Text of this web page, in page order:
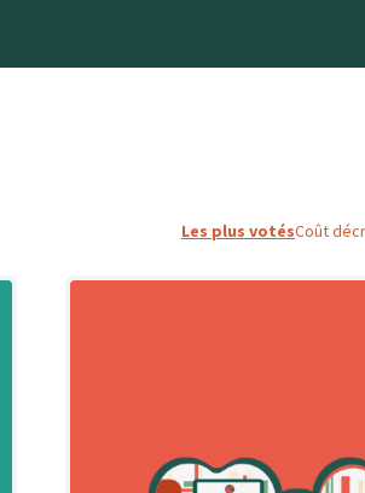
Les plus votésCoût